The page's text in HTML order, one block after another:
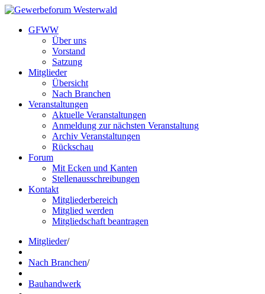
GFWW
Über uns
Vorstand
Satzung
Mitglieder
Übersicht
Nach Branchen
Veranstaltungen
Aktuelle Veranstaltungen
Anmeldung zur nächsten Veranstaltung
Archiv Veranstaltungen
Rückschau
Forum
Mit Ecken und Kanten
Stellenausschreibungen
Kontakt
Mitgliederbereich
Mitglied werden
Mitgliedschaft beantragen
Mitglieder/
Nach Branchen/
Bauhandwerk